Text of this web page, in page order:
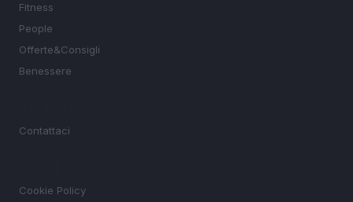
Fitness
People
Offerte&Consigli
Benessere
Contattaci
Cookie Policy